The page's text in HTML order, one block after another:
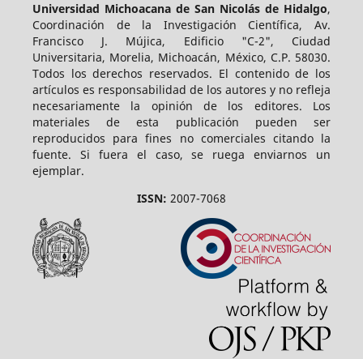
Universidad Michoacana de San Nicolás de Hidalgo,
Coordinación de la Investigación Científica, Av.
Francisco J. Mújica, Edificio "C-2", Ciudad
Universitaria, Morelia, Michoacán, México, C.P. 58030.
Todos los derechos reservados. El contenido de los
artículos es responsabilidad de los autores y no refleja
necesariamente la opinión de los editores. Los
materiales de esta publicación pueden ser
reproducidos para fines no comerciales citando la
fuente. Si fuera el caso, se ruega enviarnos un
ejemplar.
ISSN: 2007-7068